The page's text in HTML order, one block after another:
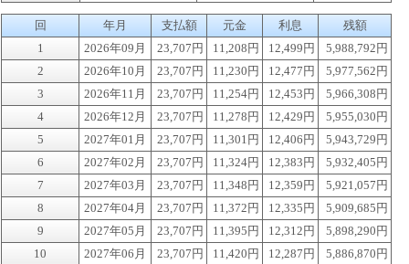
回 年月 支払額 元金 利息
残額
1
2026年09月 23,707円 11,208円 12,499円
5,988,792円
2
2026年10月 23,707円 11,230円 12,477円
5,977,562円
3
2026年11月 23,707円 11,254円 12,453円
5,966,308円
4
2026年12月 23,707円 11,278円 12,429円
5,955,030円
5
2027年01月 23,707円 11,301円 12,406円
5,943,729円
6
2027年02月 23,707円 11,324円 12,383円
5,932,405円
7
2027年03月 23,707円 11,348円 12,359円
5,921,057円
8
2027年04月 23,707円 11,372円 12,335円
5,909,685円
9
2027年05月 23,707円 11,395円 12,312円
5,898,290円
10
2027年06月 23,707円 11,420円 12,287円
5,886,870円